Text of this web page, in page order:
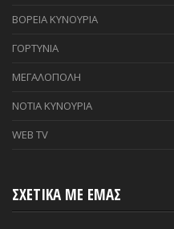
ΒΟΡΕΙΑ ΚΥΝΟΥΡΙΑ
ΓΟΡΤΥΝΙΑ
ΜΕΓΑΛΟΠΟΛΗ
ΝΟΤΙΑ ΚΥΝΟΥΡΙΑ
WEB TV
ΣΧΕΤΙΚΑ ΜΕ ΕΜΑΣ